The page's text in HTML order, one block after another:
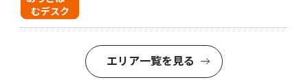
むデスク
エリア一覧を見る